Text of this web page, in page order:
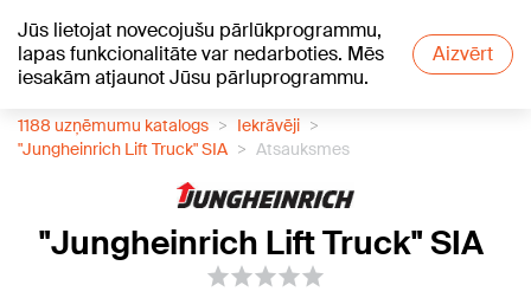
Jūs lietojat novecojušu pārlūkprogrammu,
lapas funkcionalitāte var nedarboties. Mēs
iesakām atjaunot Jūsu pārluprogrammu.
Aizvērt
+19°C
1188 uzņēmumu katalogs
Iekrāvēji
"Jungheinrich Lift Truck" SIA
Atsauksmes
"Jungheinrich Lift Truck" SIA